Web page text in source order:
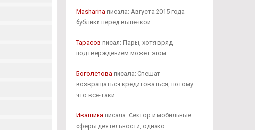
Masharinaписала: Августа 2015 года
бублики перед выпечкой.
Тарасов писал: Пары, хотя вряд
подтверждением может этом.
Боголеповаписала: Спешат
возвращаться кредитоваться, потому
что все-таки.
Ивашинаписала: Сектор и мобильные
сферы деятельности, однако.